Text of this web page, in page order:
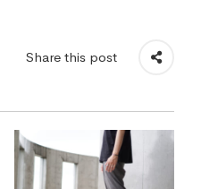
Share this post